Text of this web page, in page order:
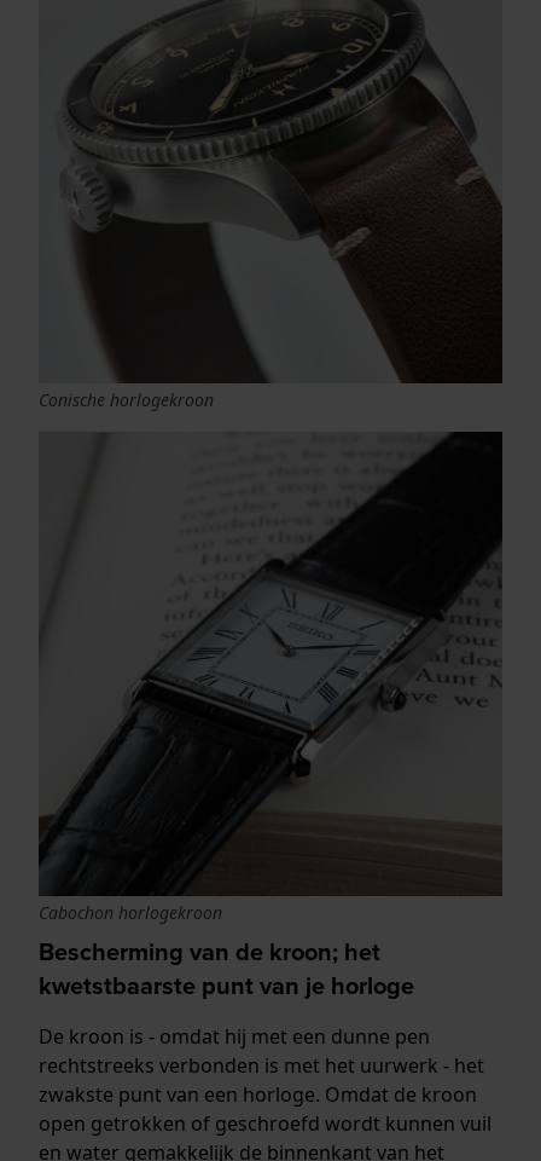
Conische horlogekroon
Cabochon horlogekroon
Bescherming van de kroon; het
kwetstbaarste punt van je horloge
De kroon is - omdat hij met een dunne pen
rechtstreeks verbonden is met het uurwerk - het
zwakste punt van een horloge. Omdat de kroon
open getrokken of geschroefd wordt kunnen vuil
en water gemakkelijk de binnenkant van het